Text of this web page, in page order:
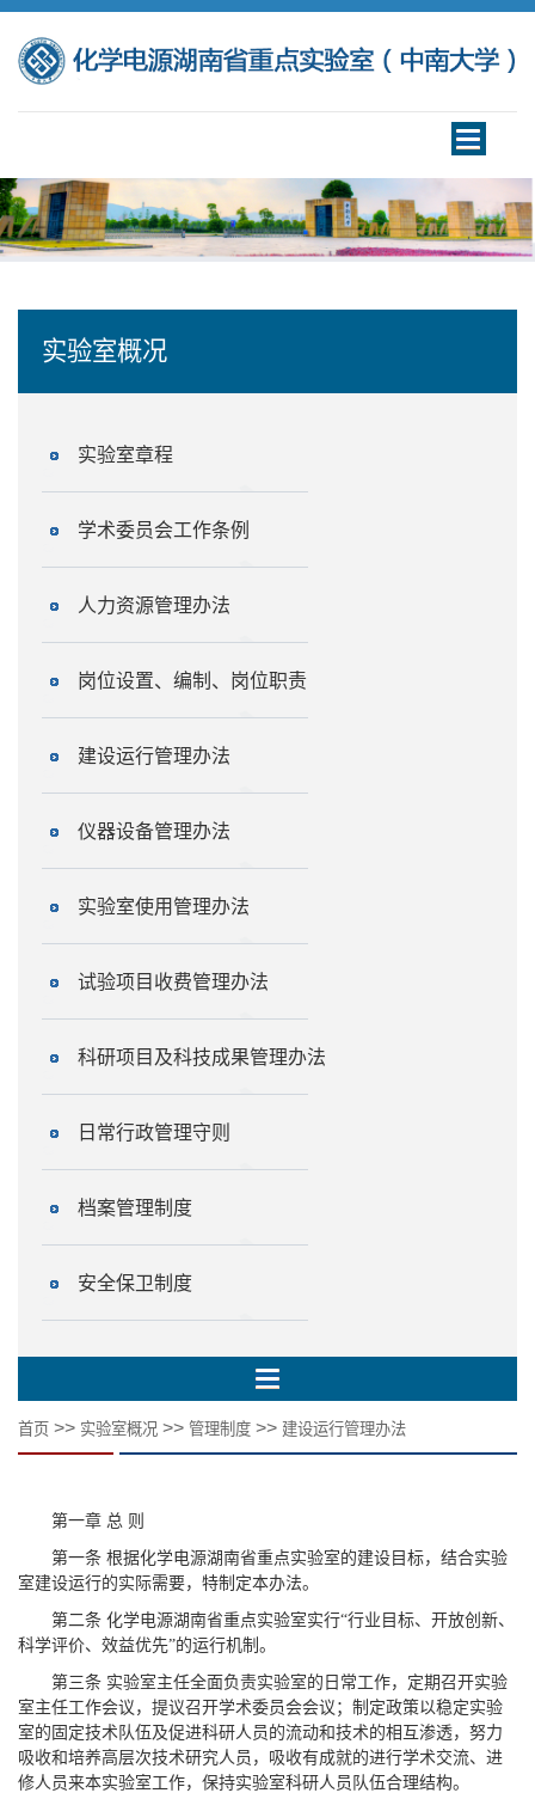
Toggle
navigation
实验室概况
实验室章程
学术委员会工作条例
人力资源管理办法
岗位设置、编制、岗位职责
建设运行管理办法
仪器设备管理办法
实验室使用管理办法
试验项目收费管理办法
科研项目及科技成果管理办法
日常行政管理守则
档案管理制度
安全保卫制度
首页 >> 实验室概况 >> 管理制度 >> 建设运行管理办法
第一章 总 则
第一条 根据化学电源湖南省重点实验室的建设目标，结合实验
室建设运行的实际需要，特制定本办法。
第二条 化学电源湖南省重点实验室实行“行业目标、开放创新、
科学评价、效益优先”的运行机制。
第三条 实验室主任全面负责实验室的日常工作，定期召开实验
室主任工作会议，提议召开学术委员会会议；制定政策以稳定实验
室的固定技术队伍及促进科研人员的流动和技术的相互渗透，努力
吸收和培养高层次技术研究人员，吸收有成就的进行学术交流、进
修人员来本实验室工作，保持实验室科研人员队伍合理结构。